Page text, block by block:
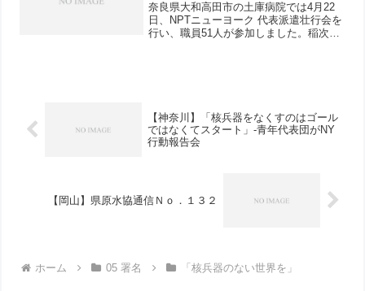
奈良県大和高田市の土庫病院では4月22
日、NPTニューヨーク 代表派遣壮行会を
行い、職員51人が参加しました。稲次理
【神奈川】「核兵器をなくすのはゴール
ではなくてスタート」‐青年代表団がNY
行動報告会
【岡山】県原水協通信Ｎｏ．１３２
ホーム 05 署名 「核兵器のない世界を」